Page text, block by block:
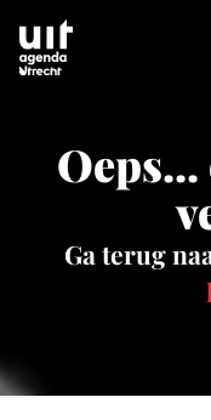
Skip to main content
Ga terug